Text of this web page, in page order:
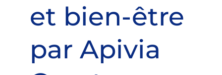
et bien-être
par Apivia